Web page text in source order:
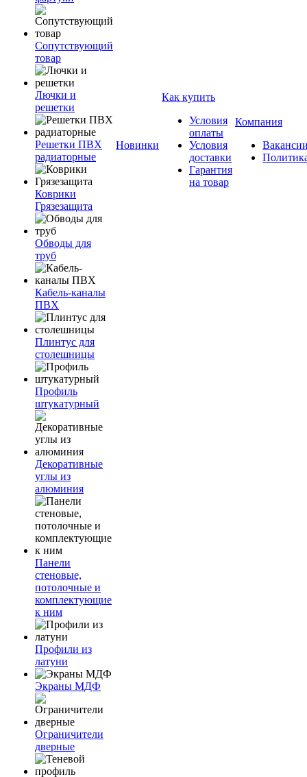
Сопутствующий
товар
Лючки и
решетки
Решетки ПВХ
радиаторные
Коврики
Грязезащита
Обводы для
труб
Кабель-каналы
ПВХ
Плинтус для
столешницы
Профиль
штукатурный
Декоративные
углы из
алюминия
Панели
стеновые,
потолочные и
комплектующие
к ним
Профили из
латуни
Экраны МДФ
Ограничители
дверные
Новинки
Как купить
Условия
оплаты
Условия
доставки
Гарантия
на товар
Компания